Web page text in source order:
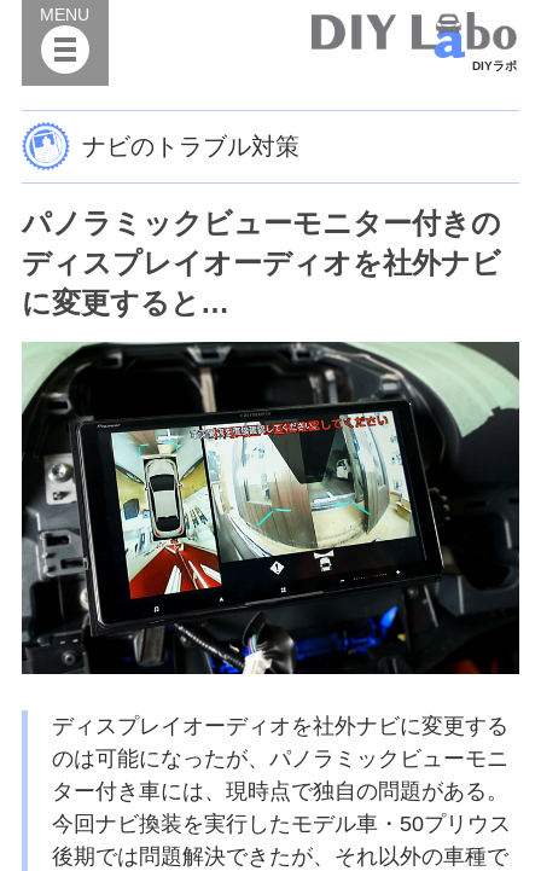
DIYラボ
MENU
ナビのトラブル対策
パノラミックビューモニター付きの
ディスプレイオーディオを社外ナビ
に変更すると…
ディスプレイオーディオを社外ナビに変更する
のは可能になったが、パノラミックビューモニ
ター付き車には、現時点で独自の問題がある。
今回ナビ換装を実行したモデル車・50プリウス
後期では問題解決できたが、それ以外の車種で